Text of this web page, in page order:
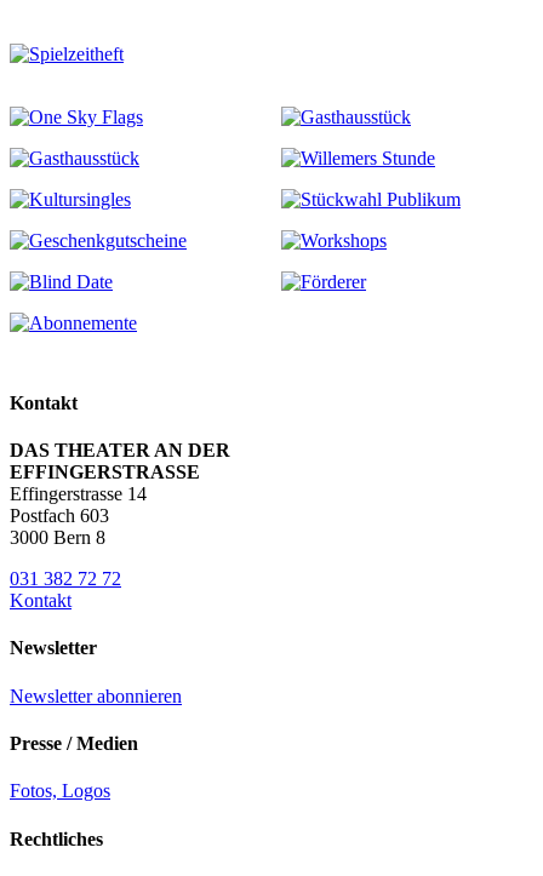
Kontakt
DAS THEATER AN DER
EFFINGERSTRASSE
Effingerstrasse 14
Postfach 603
3000 Bern 8
031 382 72 72
Kontakt
Newsletter
Newsletter abonnieren
Presse / Medien
Fotos, Logos
Rechtliches